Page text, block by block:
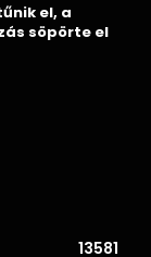
el, a
söpörte el
13581